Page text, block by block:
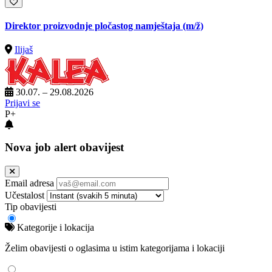
Direktor proizvodnje pločastog namještaja (m/ž)
Ilijaš
30.07. – 29.08.2026
Prijavi se
P+
Nova job alert obavijest
Email adresa
Učestalost
Tip obavijesti
Kategorije i lokacija
Želim obavijesti o oglasima u istim kategorijama i lokaciji